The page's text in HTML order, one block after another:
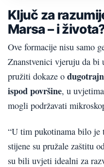
Ključ za
Marsa – i
Ove formacije nisu samo
Znanstvenici vjeruju da bi
pružiti dokaze o
ispod površine, u
mogli podržavati
“U tim pukotinama bilo je
stijene su pružale zaštitu
su bili uvjeti idealni za